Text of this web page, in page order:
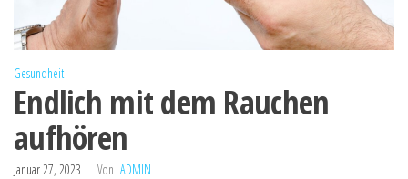
Gesundheit
Endlich mit dem Rauchen
aufhören
Januar 27, 2023 Von ADMIN